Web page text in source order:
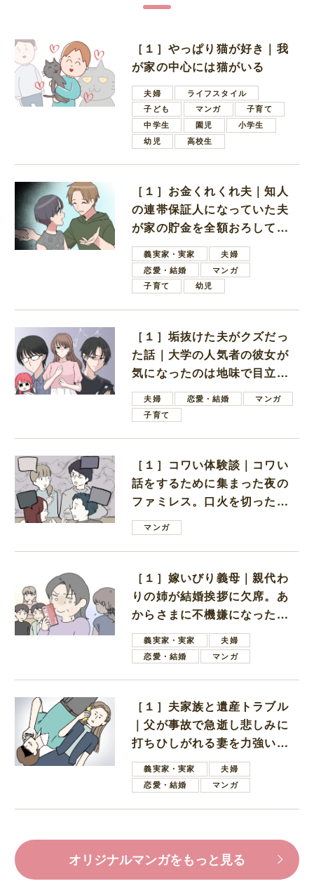
［１］やっぱり猫が好き｜我
が家の中心には猫がいる
夫婦
ライフスタイル
子ども
マンガ
子育て
中学生
園児
小学生
幼児
高校生
［１］お金くれくれ夫｜知人
の連帯保証人になっていた夫
が家の貯金を全額おろしてほ
しいと言ってきた
義実家・実家
夫婦
恋愛・結婚
マンガ
子育て
幼児
［１］垢抜けた夫がクズだっ
た話｜大学の人気者の彼女が
気になったのは地味で目立た
ない男子学生
夫婦 恋愛・結婚
マンガ
子育て
［１］コワい体験談｜コワい
話をするために集まった夜の
ファミレス。口火を切ったの
は電車好きの男の子ママ
マンガ
［１］嫁いびり義母｜親代わ
りの姉が結婚挨拶に欠席。あ
からさまに不機嫌になった義
母義実家・実家
夫婦
恋愛・結婚
マンガ
［１］夫家族と遺産トラブル
｜父が事故で急逝し悲しみに
打ちひしがれる妻を力強い言
葉で励ます夫
義実家・実家
夫婦
恋愛・結婚
マンガ
オリジナルマンガをもっと見る